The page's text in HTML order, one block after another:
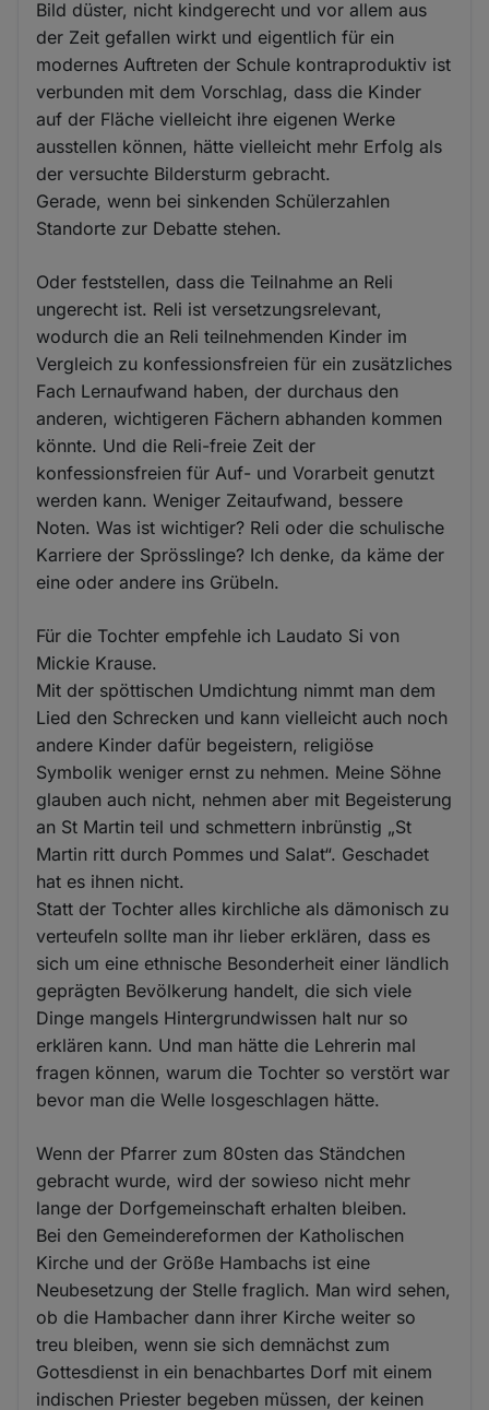
Bild düster, nicht kindgerecht und vor allem aus
der Zeit gefallen wirkt und eigentlich für ein
modernes Auftreten der Schule kontraproduktiv ist
verbunden mit dem Vorschlag, dass die Kinder
auf der Fläche vielleicht ihre eigenen Werke
ausstellen können, hätte vielleicht mehr Erfolg als
der versuchte Bildersturm gebracht.
Gerade, wenn bei sinkenden Schülerzahlen
Standorte zur Debatte stehen.
Oder feststellen, dass die Teilnahme an Reli
ungerecht ist. Reli ist versetzungsrelevant,
wodurch die an Reli teilnehmenden Kinder im
Vergleich zu konfessionsfreien für ein zusätzliches
Fach Lernaufwand haben, der durchaus den
anderen, wichtigeren Fächern abhanden kommen
könnte. Und die Reli-freie Zeit der
konfessionsfreien für Auf- und Vorarbeit genutzt
werden kann. Weniger Zeitaufwand, bessere
Noten. Was ist wichtiger? Reli oder die schulische
Karriere der Sprösslinge? Ich denke, da käme der
eine oder andere ins Grübeln.
Für die Tochter empfehle ich Laudato Si von
Mickie Krause.
Mit der spöttischen Umdichtung nimmt man dem
Lied den Schrecken und kann vielleicht auch noch
andere Kinder dafür begeistern, religiöse
Symbolik weniger ernst zu nehmen. Meine Söhne
glauben auch nicht, nehmen aber mit Begeisterung
an St Martin teil und schmettern inbrünstig „St
Martin ritt durch Pommes und Salat“. Geschadet
hat es ihnen nicht.
Statt der Tochter alles kirchliche als dämonisch zu
verteufeln sollte man ihr lieber erklären, dass es
sich um eine ethnische Besonderheit einer ländlich
geprägten Bevölkerung handelt, die sich viele
Dinge mangels Hintergrundwissen halt nur so
erklären kann. Und man hätte die Lehrerin mal
fragen können, warum die Tochter so verstört war
bevor man die Welle losgeschlagen hätte.
Wenn der Pfarrer zum 80sten das Ständchen
gebracht wurde, wird der sowieso nicht mehr
lange der Dorfgemeinschaft erhalten bleiben.
Bei den Gemeindereformen der Katholischen
Kirche und der Größe Hambachs ist eine
Neubesetzung der Stelle fraglich. Man wird sehen,
ob die Hambacher dann ihrer Kirche weiter so
treu bleiben, wenn sie sich demnächst zum
Gottesdienst in ein benachbartes Dorf mit einem
indischen Priester begeben müssen, der keinen